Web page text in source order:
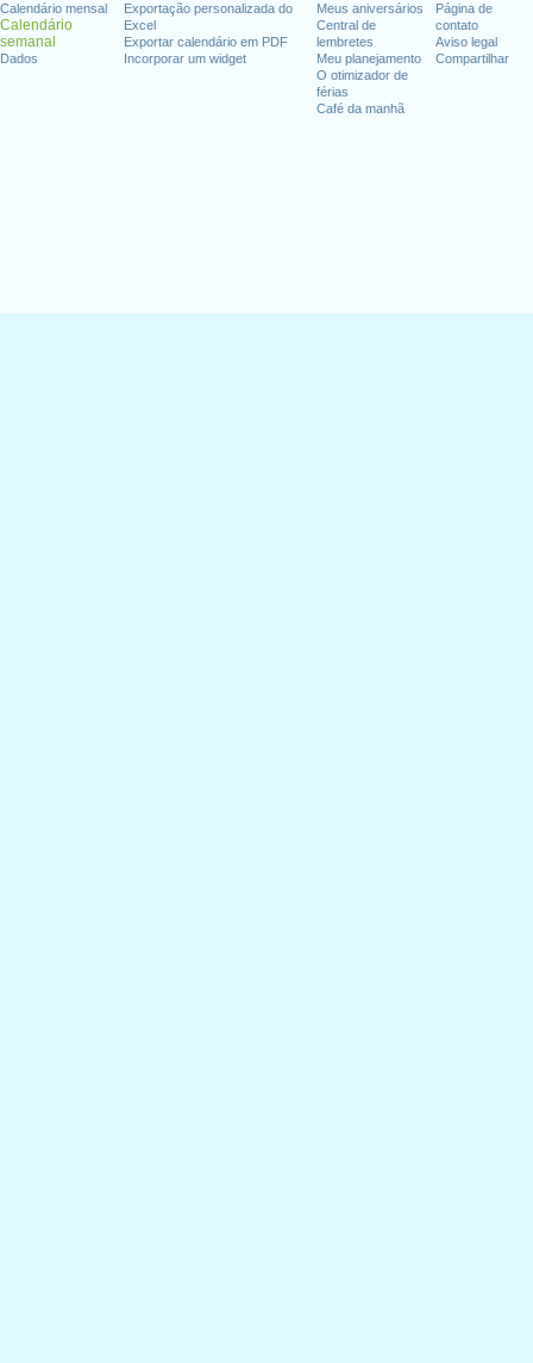
Calendário mensal
Calendário
semanal
Dados
Exportação personalizada do
Excel
Exportar calendário em PDF
Incorporar um widget
Meus aniversários
Central de
lembretes
Meu planejamento
O otimizador de
férias
Café da manhã
Página de
contato
Aviso legal
Compartilhar